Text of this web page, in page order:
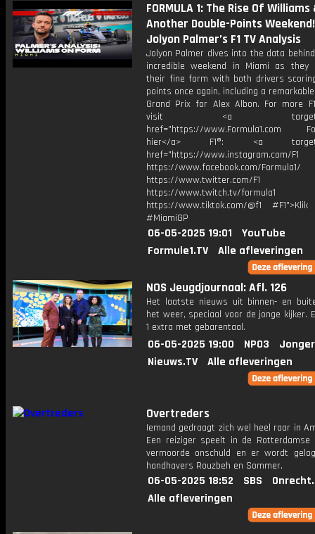
FORMULA 1: The Rise Of Williams
Another Double-Points
Jolyon Palmer’s F1 TV Analysis
Jolyon Palmer dives into the data
incredible weekend in Miami as they
their fine form with both drivers
points once again, including a
Grand Prix for Alex Albon. For more
visit <a
href="https://www.Formula1.com
hier</a> F1®: <a
href="https://www.instagram.com/F1
https://www.facebook.com/Formula1/
https://www.twitter.com/F1
https://www.twitch.tv/formula1
https://www.tiktok.com/@f1
#MiamiGP
06-05-2025 19:01
YouTube
Formule1.TV
Alle afleveringen
NOS Jeugdjournaal: Afl. 126
Het laatste nieuws uit binnen- en
het weer, speciaal voor de jonge kijker.
1 extra met gebarentaal.
06-05-2025 19:00 NPO3
Nieuws.TV
Alle afleveringen
Overtreders
Iemand gedraagt zich wel heel raar in
Een reiziger speelt in de Rotterdamse
vermoorde onschuld en er wordt
handhavers Rouzbeh en Sommer.
06-05-2025 18:52 SBS
Alle afleveringen